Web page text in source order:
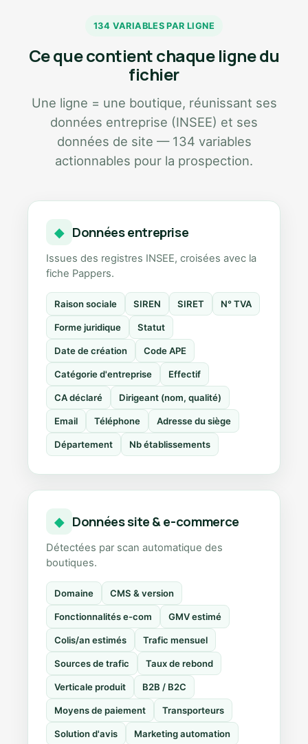
134 VARIABLES PAR LIGNE
Ce que contient chaque ligne du
fichier
Une ligne = une boutique, réunissant ses
données entreprise (INSEE) et ses
données de site — 134 variables
actionnables pour la prospection.
◆ Données entreprise
Issues des registres INSEE, croisées avec la
fiche Pappers.
Raison sociale SIREN SIRET N° TVA
Forme juridique Statut
Date de création Code APE
Catégorie d'entreprise Effectif
CA déclaré Dirigeant (nom, qualité)
Email Téléphone Adresse du siège
Département Nb établissements
◆ Données site & e-commerce
Détectées par scan automatique des
boutiques.
Domaine CMS & version
Fonctionnalités e-com GMV estimé
Colis/an estimés Trafic mensuel
Sources de trafic Taux de rebond
Verticale produit B2B / B2C
Moyens de paiement Transporteurs
Solution d'avis Marketing automation